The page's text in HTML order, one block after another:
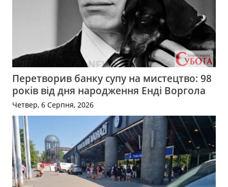
Перетворив банку супу на мистецтво: 98
років від дня народження Енді Воргола
Четвер, 6 Серпня, 2026